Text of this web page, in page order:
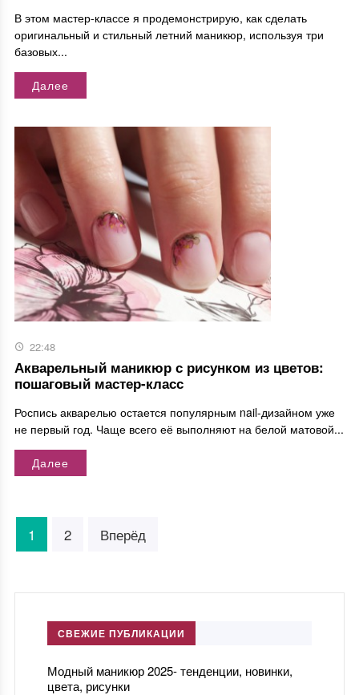
В этом мастер-классе я продемонстрирую, как сделать
оригинальный и стильный летний маникюр, используя три
базовых...
Далее
22:48
Акварельный маникюр с рисунком из цветов:
пошаговый мастер-класс
Роспись акварелью остается популярным nail-дизайном уже
не первый год. Чаще всего её выполняют на белой матовой...
Далее
1 2 Вперёд
СВЕЖИЕ ПУБЛИКАЦИИ
Модный маникюр 2025- тенденции, новинки,
цвета, рисунки